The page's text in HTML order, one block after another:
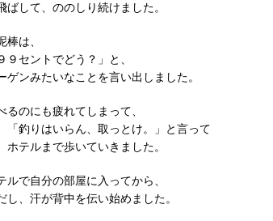
ばして、ののしり続けました。
棒は、
９セントでどう？」と、
ゲンみたいなことを言い出しました。
るのにも疲れてしまって、
「釣りはいらん、取っとけ。」と言って
ホテルまで歩いていきました。
ルで自分の部屋に入ってから、
し、汗が背中を伝い始めました。